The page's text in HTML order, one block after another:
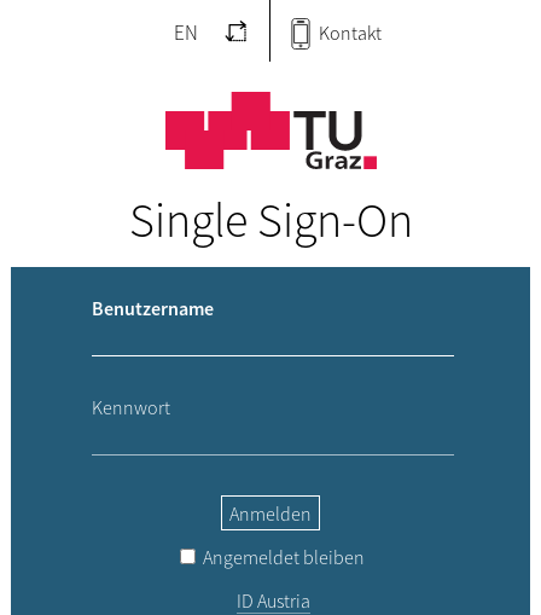
EN Kontakt
Single Sign-On
Benutzername
Kennwort
Anmelden
Angemeldet bleiben
ID Austria